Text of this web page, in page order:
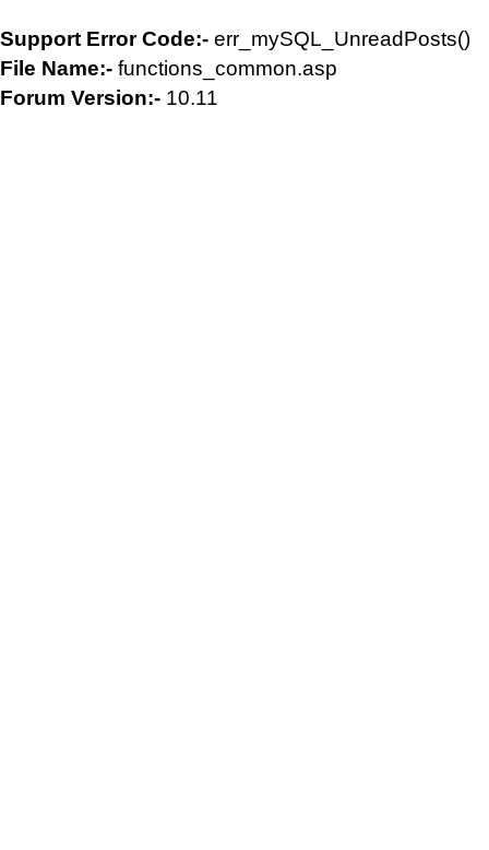
Support Error Code:- err_mySQL_UnreadPosts()
File Name:- functions_common.asp
Forum Version:- 10.11